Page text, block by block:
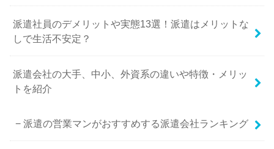
派遣社員のデメリットや実態13選！派遣はメリットな
しで生活不安定？
派遣会社の大手、中小、外資系の違いや特徴・メリッ
トを紹介
派遣の営業マンがおすすめする派遣会社ランキング